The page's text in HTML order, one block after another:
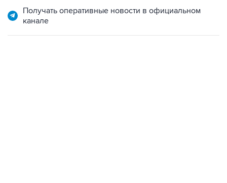
Получать оперативные новости в официальном
канале